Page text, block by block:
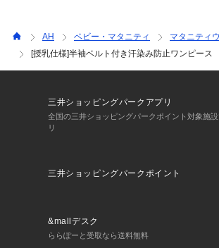
AH ベビー・マタニティ
マタニティ
[授乳仕様]半袖ベルト付き汗染み防止ワンピー
三井ショッピングパークアプリ
全国の三井ショッピングパークポイント対象施
リ
三井ショッピングパークポイント
&mallデスク
ららぽーと受取なら送料無料